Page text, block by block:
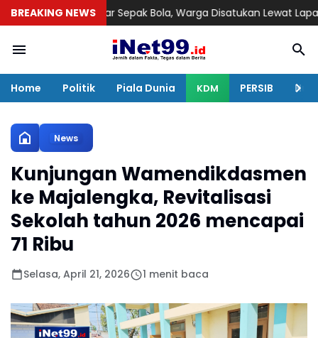
BREAKING NEWS
Sekadar Sepak Bola, Warga Disatukan Lewat Lapangan
Home Politik Piala Dunia KDM PERSIB
News
Kunjungan Wamendikdasmen
ke Majalengka, Revitalisasi
Sekolah tahun 2026 mencapai
71 Ribu
Selasa, April 21, 2026 1 menit baca